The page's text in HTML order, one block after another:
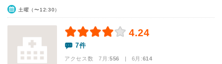
土曜（〜12:30）
4.24
7件
アクセス数 7月:556 | 6月:614